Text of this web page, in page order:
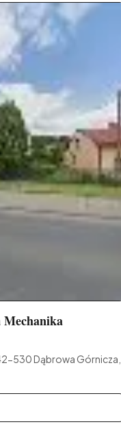
530 Dąbrowa Górnicza,